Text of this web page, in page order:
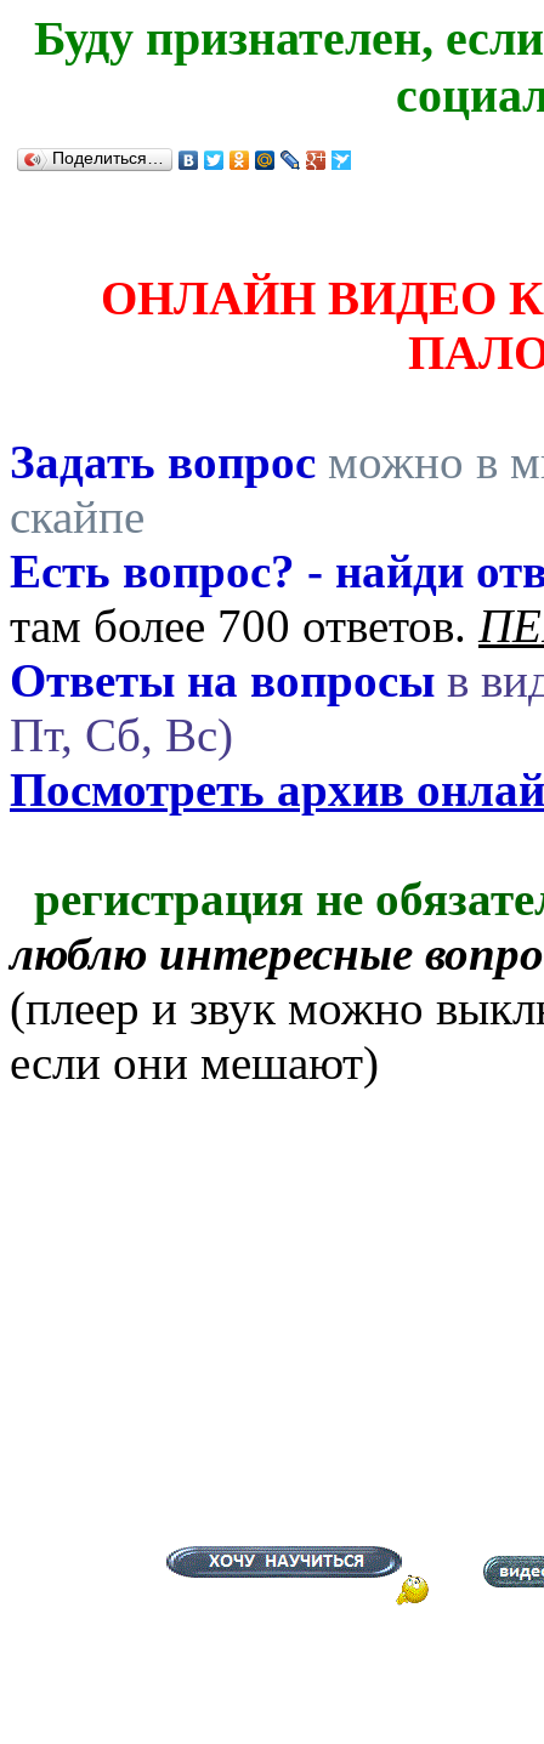
Буду признателен,
Поделиться…
ОНЛАЙН ВИДЕО
Задать вопрос можно в
скайпе
Есть вопрос? - найди
там более 700 ответов.
Ответы на вопросы в
Пт, Сб, Вс)
Посмотреть архив
регистрация не
люблю интересные
(плеер и звук можно
если они мешают)